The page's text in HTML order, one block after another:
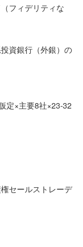
フィデリティな
資銀行（外銀）の
定×主要8社×23-32
セールストレーデ